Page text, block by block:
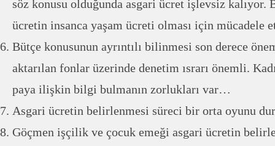
söz konusu olduğunda asgari ücret işlevsiz kalıyor.
ücretin insanca yaşam ücreti olması için mücadele
Bütçe konusunun ayrıntılı bilinmesi son derece
aktarılan fonlar üzerinde denetim ısrarı önemli.
paya ilişkin bilgi bulmanın zorlukları var…
Asgari ücretin belirlenmesi süreci bir orta oyunu
Göçmen işçilik ve çocuk emeği asgari ücretin